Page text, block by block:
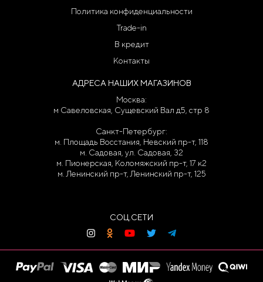
Политика конфиденциальности
Trade-in
В кредит
Контакты
АДРЕСА НАШИХ МАГАЗИНОВ
Москва:
м Савеловская, Сущевский Вал д5, стр 8
Санкт-Петербург:
м. Площадь Восстания, Невский пр-т, 118
м. Садовая, ул. Садовая, 32
м. Пионерская, Коломяжский пр-т, 17 к2
м. Ленинский пр-т, Ленинский пр-т, 125
СОЦ.СЕТИ